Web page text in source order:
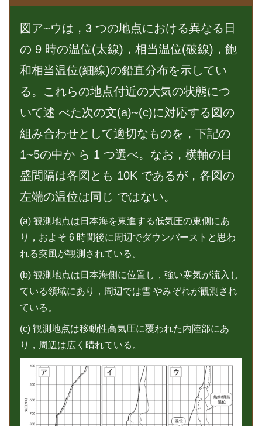
図ア~ウは，3 つの地点における異なる日
の 9 時の温位(太線)，相当温位(破線)，飽
和相当温位(細線)の鉛直分布を示してい
る。これらの地点付近の大気の状態につ
いて述 べた次の文(a)~(c)に対応する図の
組み合わせとして適切なものを，下記の
1~5の中か ら 1 つ選べ。なお，横軸の目
盛間隔は各図とも 10K であるが，各図の
左端の温位は同じ ではない。
(a) 観測地点は日本海を東進する低気圧の東側にあ
り，およそ 6 時間後に周辺でダウンバーストと思わ
れる突風が観測されている。
(b) 観測地点は日本海側に位置し，強い寒気が流入し
ている領域にあり，周辺では雪 やみぞれが観測され
ている。
(c) 観測地点は移動性高気圧に覆われた内陸部にあ
り，周辺は広く晴れている。